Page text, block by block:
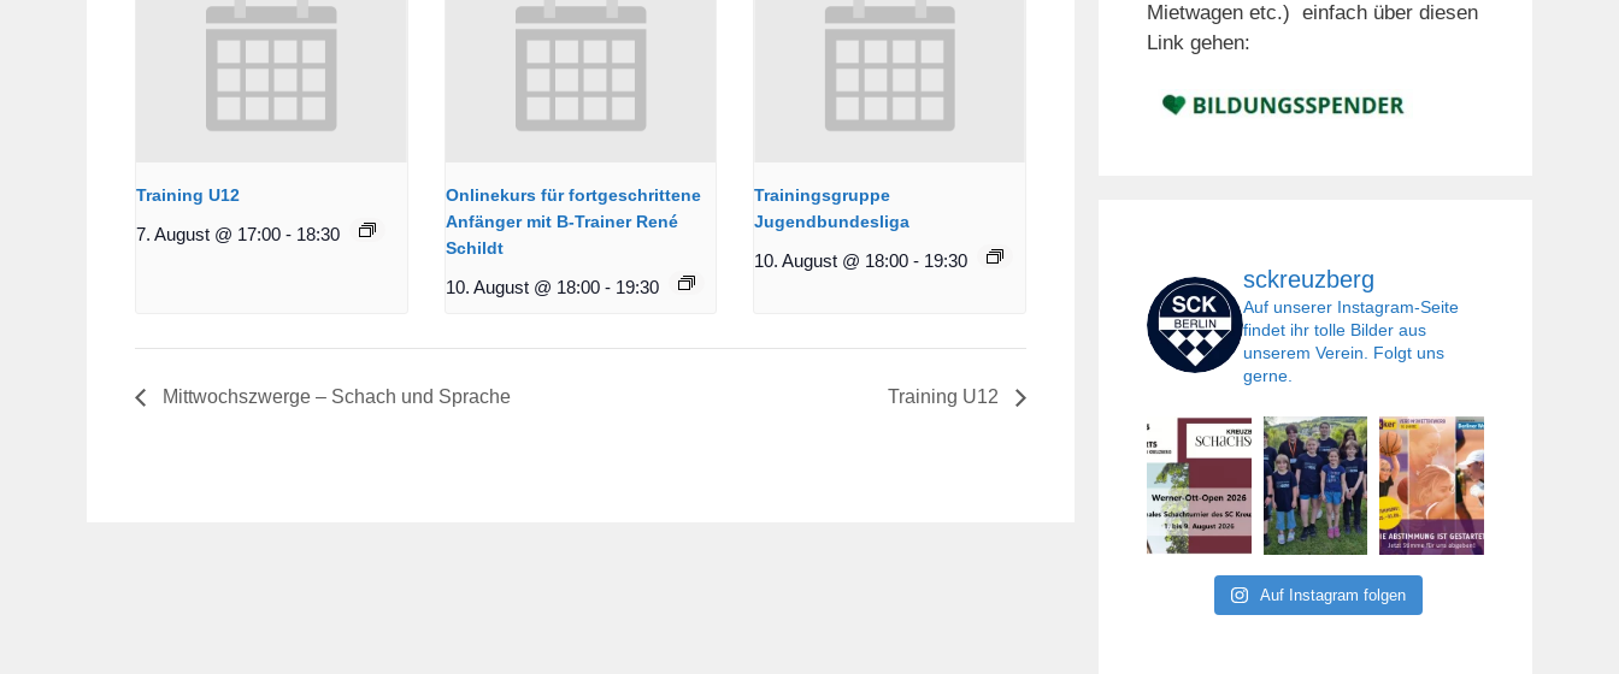
Training U12
7. August @ 17:00 - 18:30
Onlinekurs für fortgeschrittene
Anfänger mit B-Trainer René
Schildt
10. August @ 18:00 - 19:30
Trainingsgruppe
Jugendbundesliga
10. August @ 18:00 - 19:30
Mittwochszwerge – Schach und Sprache Training U12
Mietwagen etc.) einfach über diesen
Link gehen:
sckreuzberg
Auf unserer Instagram-Seite
findet ihr tolle Bilder aus
unserem Verein. Folgt uns
gerne.
Auf Instagram folgen